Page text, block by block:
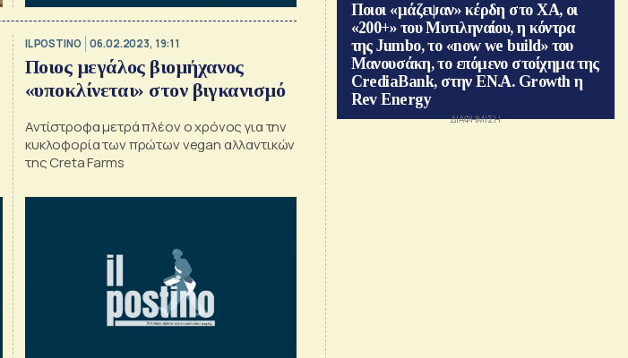
IL POSTINO 06.02.2023, 19:11
Ποιος μεγάλος βιομήχανος
«υποκλίνεται» στον βιγκανισμό
Αντίστροφα μετρά πλέον ο χρόνος για την
κυκλοφορία των πρώτων vegan αλλαντικών
της Creta Farms
Ποιοι «μάζεψαν» κέρδη στο ΧΑ, οι
«200+» του Μυτιληναίου, η κόντρα
της Jumbo, το «now we build» του
Μανουσάκη, το επόμενο στοίχημα της
CrediaBank, στην ΕΝ.Α. Growth η
Rev Energy